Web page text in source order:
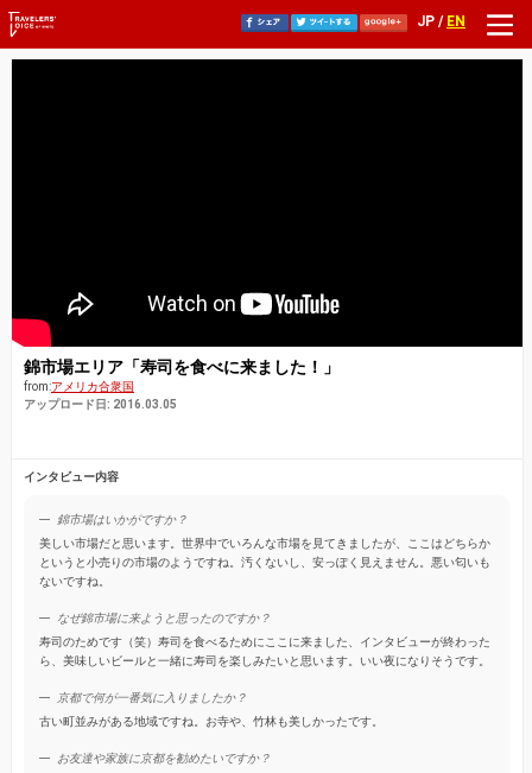
JP / EN
錦市場エリア「寿司を食べに来ました！」
from:アメリカ合衆国
アップロード日: 2016.03.05
インタビュー内容
錦市場はいかがですか？
美しい市場だと思います。世界中でいろんな市場を見てきましたが、ここはどちらか
というと小売りの市場のようですね。汚くないし、安っぽく見えません。悪い匂いも
ないですね。
なぜ錦市場に来ようと思ったのですか？
寿司のためです（笑）寿司を食べるためにここに来ました、インタビューが終わった
ら、美味しいビールと一緒に寿司を楽しみたいと思います。いい夜になりそうです。
京都で何が一番気に入りましたか？
古い町並みがある地域ですね。お寺や、竹林も美しかったです。
お友達や家族に京都を勧めたいですか？